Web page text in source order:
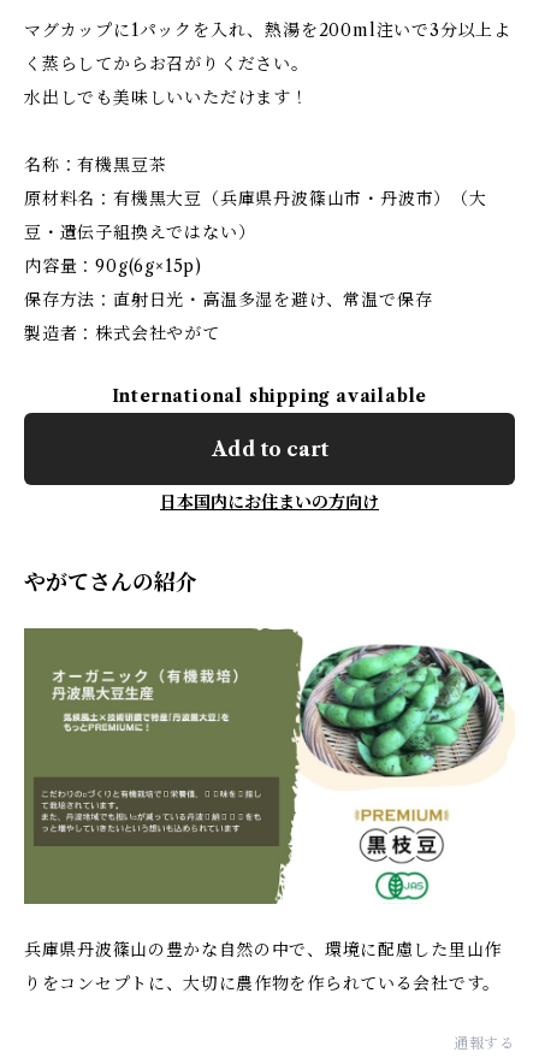
マグカップに1パックを入れ、熱湯を200ml注いで3分以上よ
く蒸らしてからお召がりください。
水出しでも美味しいいただけます！
名称：有機黒豆茶
原材料名：有機黒大豆（兵庫県丹波篠山市・丹波市）（大
豆・遺伝子組換えではない）
内容量：90g(6g×15p)
保存方法：直射日光・高温多湿を避け、常温で保存
製造者：株式会社やがて
International shipping available
Add to cart
日本国内にお住まいの方向け
やがてさんの紹介
兵庫県丹波篠山の豊かな自然の中で、環境に配慮した里山作
りをコンセプトに、大切に農作物を作られている会社です。
通報する